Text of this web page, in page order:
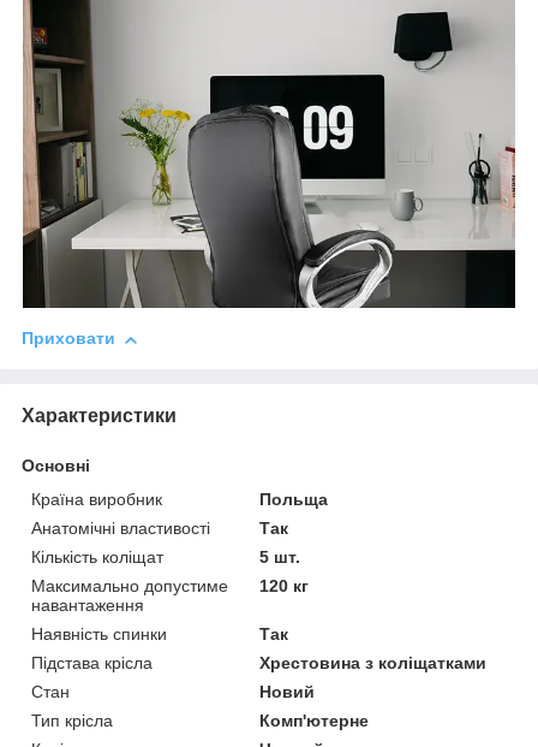
Приховати
Характеристики
Основні
Країна виробник
Польща
Анатомічні властивості
Так
Кількість коліщат
5 шт.
Максимально допустиме
навантаження
120 кг
Наявність спинки
Так
Підстава крісла
Хрестовина з коліщатками
Стан
Новий
Тип крісла
Комп'ютерне